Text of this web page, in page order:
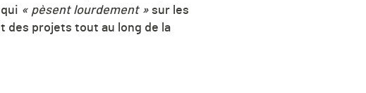
« pèsent lourdement » sur les
des projets tout au long de la